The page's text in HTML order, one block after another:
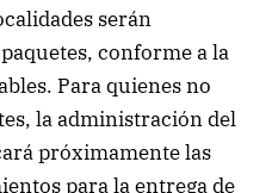
serán
conforme a la
Para quienes no
la administración del
próximamente las
para la entrega de